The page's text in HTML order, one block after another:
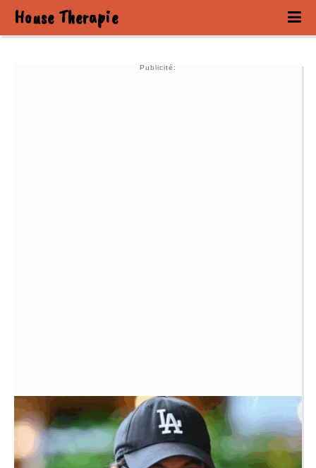
House Therapie
Publicité: